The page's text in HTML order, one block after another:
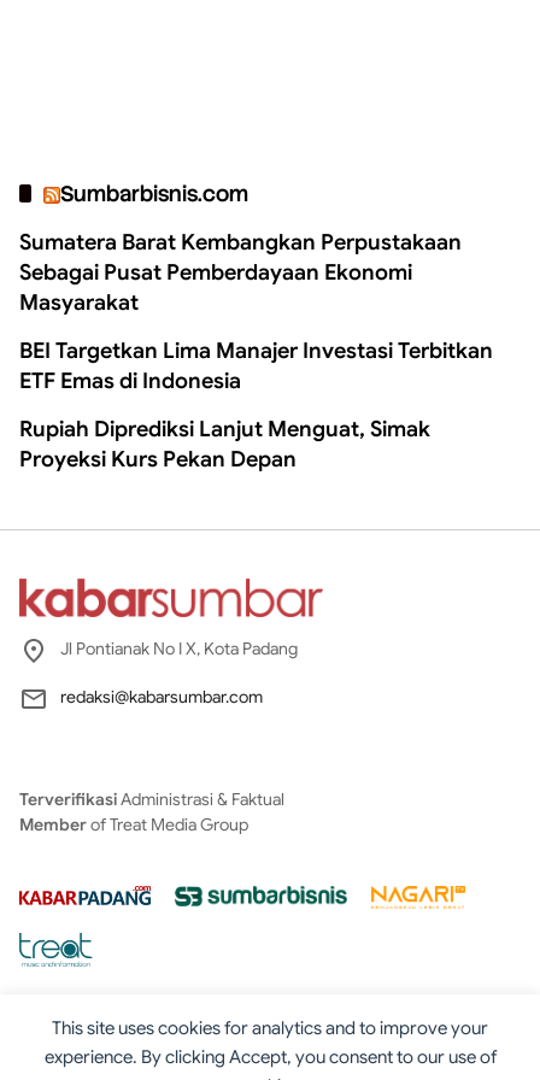
This site uses cookies for analytics and to improve your
experience. By clicking Accept, you consent to our use of
Sumbarbisnis.com
Sumatera Barat Kembangkan Perpustakaan
Sebagai Pusat Pemberdayaan Ekonomi
Masyarakat
BEI Targetkan Lima Manajer Investasi Terbitkan
ETF Emas di Indonesia
Rupiah Diprediksi Lanjut Menguat, Simak
Proyeksi Kurs Pekan Depan
Jl Pontianak No I X, Kota Padang
redaksi@kabarsumbar.com
TerverifikasiAdministrasi & Faktual
Memberof Treat Media Group